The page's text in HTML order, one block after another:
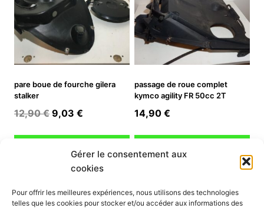
Gérer le consentement aux
cookies
Pour offrir les meilleures expériences, nous utilisons des technologies
telles que les cookies pour stocker et/ou accéder aux informations des
pare boue de fourche gilera
stalker
12,90€ Le
initial
était :
12,90 €.
9,03 €
actuel
est :
9,03 €.
passage de roue complet
kymco agility FR 50cc 2T
14,90 €
INFORMATION